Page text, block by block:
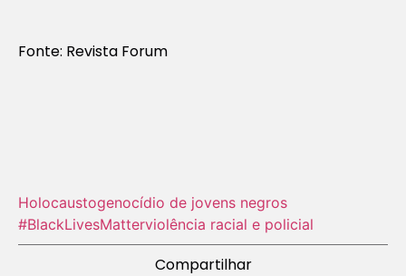
Fonte: Revista Forum
Holocausto‬genocídio de jovens negros
#BlackLivesMatterviolência racial e policial
Compartilhar